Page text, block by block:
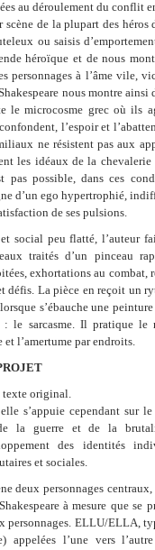
au déroulement du conflit
scène de la plupart des
ou saisis
héroïque et de nous
personnages à l’âme vile,
nous montre ainsi
le microcosme grec où ils
l’espoir et
ne résistent pas aux
les idéaux de la
possible, dans ces
d’un ego hypertrophié,
de ses pulsions.
social peu flatté, l’auteur
traités d’un pinceau
exhortations au combat,
défis. La pièce en reçoit un
s’ébauche une
: le sarcasme. Il pratique
l’amertume par endroits.
texte original.
s’appuie cependant sur le
la guerre et de la
des identités
et sociales.
deux personnages
à mesure que se
personnages. ELLU/ELLA,
appelées l’une vers